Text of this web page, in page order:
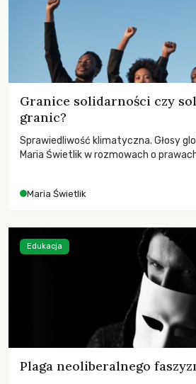
Granice solidarności czy
granic?
Sprawiedliwość klimatyczna. Głosy
Maria Świetlik w rozmowach o
Maria Świetlik
Plaga neoliberalnego
Edukacja